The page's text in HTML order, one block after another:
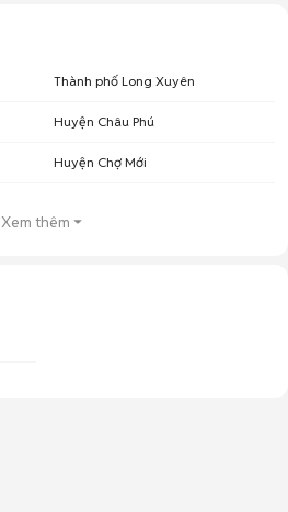
Thành phố Long Xuyên
Huyện Châu Phú
Huyện Chợ Mới
Xem thêm